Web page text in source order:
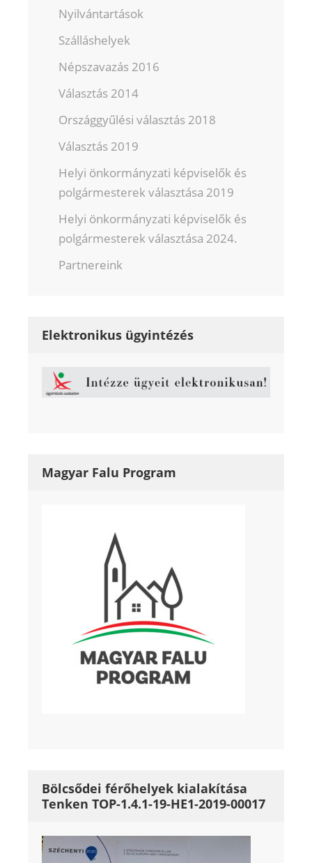
Nyilvántartások
Szálláshelyek
Népszavazás 2016
Választás 2014
Országgyűlési választás 2018
Választás 2019
Helyi önkormányzati képviselők és
polgármesterek választása 2019
Helyi önkormányzati képviselők és
polgármesterek választása 2024.
Partnereink
Elektronikus ügyintézés
Magyar Falu Program
Bölcsődei férőhelyek kialakítása
Tenken TOP-1.4.1-19-HE1-2019-00017